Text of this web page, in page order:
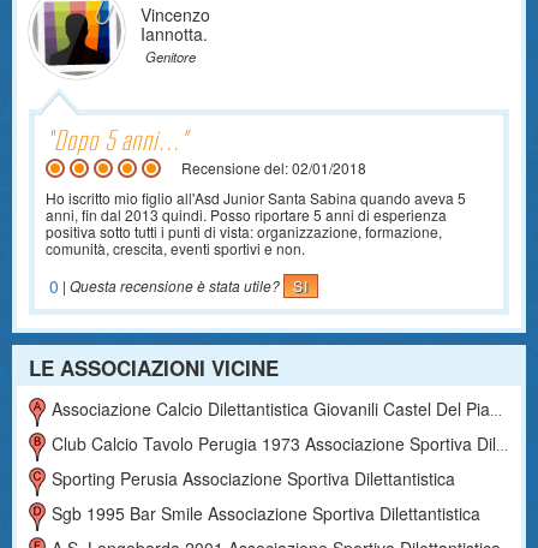
Vincenzo
Iannotta.
Genitore
Dopo 5 anni...
Recensione del: 02/01/2018
Ho iscritto mio figlio all'Asd Junior Santa Sabina quando aveva 5
anni, fin dal 2013 quindi. Posso riportare 5 anni di esperienza
positiva sotto tutti i punti di vista: organizzazione, formazione,
comunità, crescita, eventi sportivi e non.
0 | Questa recensione è stata utile? SI
LE ASSOCIAZIONI VICINE
Associazione Calcio Dilettantistica Giovanili Castel Del Piano
Club Calcio Tavolo Perugia 1973 Associazione Sportiva Dilettantistica
Sporting Perusia Associazione Sportiva Dilettantistica
Sgb 1995 Bar Smile Associazione Sportiva Dilettantistica